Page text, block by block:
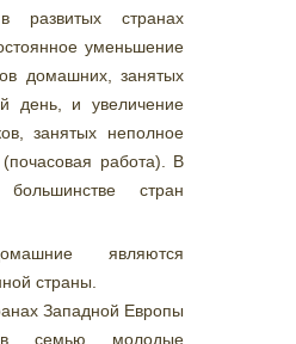
развитых странах
уменьшение
домашних, занятых
день, и увеличение
занятых неполное
работа). В
стран
являются
страны.
Западной Европы
в семью молодые